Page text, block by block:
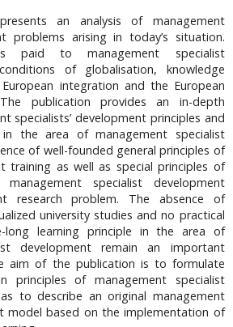
an analysis of management
problems arising in today’s situation.
paid to management specialist
of globalisation, knowledge
integration and the European
publication provides an in-depth
specialists’ development principles and
in the area of management specialist
of well-founded general principles of
training as well as special principles of
specialist development
research problem. The absence of
university studies and no practical
long learning principle in the area of
development remain an important
aim of the publication is to formulate
principles of management specialist
to describe an original management
model based on the implementation of